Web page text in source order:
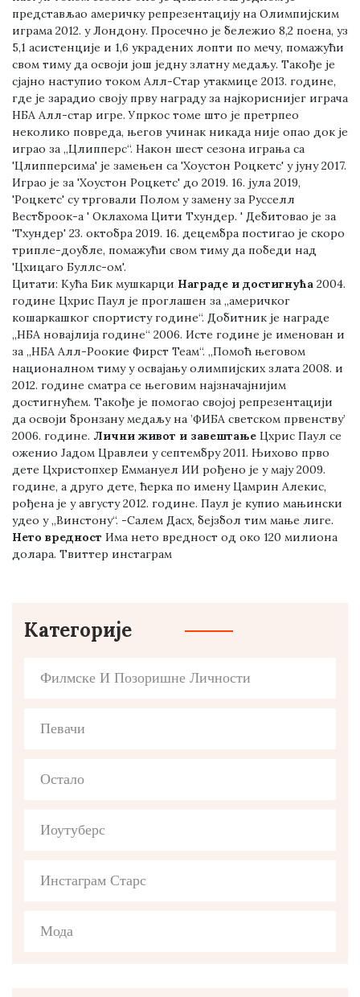
представљао америчку репрезентацију на Олимпијским
играма 2012. у Лондону. Просечно је бележио 8,2 поена, уз
5,1 асистенције и 1,6 украдених лопти по мечу, помажући
свом тиму да освоји још једну златну медаљу. Такође је
сјајно наступио током Алл-Стар утакмице 2013. године,
где је зарадио своју прву награду за најкориснијег играча
НБА Алл-стар игре. Упркос томе што је претрпео
неколико повреда, његов учинак никада није опао док је
играо за „Цлипперс“. Након шест сезона играња са
'Цлипперсима' је замењен са 'Хоустон Роцкетс' у јуну 2017.
Играо је за 'Хоустон Роцкетс' до 2019. 16. јула 2019,
'Роцкетс' су трговали Полом у замену за Русселл
Вестброок-а ' Оклахома Цити Тхундер. ' Дебитовао је за
'Тхундер' 23. октобра 2019. 16. децембра постигао је скоро
трипле-доубле, помажући свом тиму да победи над
'Цхицаго Буллс-ом'.
Цитати: Кућа Бик мушкарци Награде и достигнућа 2004.
године Цхрис Паул је проглашен за „америчког
кошаркашког спортисту године“. Добитник је награде
„НБА новајлија године“ 2006. Исте године је именован и
за „НБА Алл-Роокие Фирст Теам“. „Помоћ његовом
националном тиму у освајању олимпијских злата 2008. и
2012. године сматра се његовим најзначајнијим
достигнућем. Такође је помогао својој репрезентацији
да освоји бронзану медаљу на ’ФИБА светском првенству’
2006. године. Лични живот и завештање Цхрис Паул се
оженио Јадом Цравлеи у септембру 2011. Њихово прво
дете Цхристопхер Еммануел ИИ рођено је у мају 2009.
године, а друго дете, ћерка по имену Цамрин Алекис,
рођена је у августу 2012. године. Паул је купио мањински
удео у „Винстону“. -Салем Дасх, бејзбол тим мање лиге.
Нето вредност Има нето вредност од око 120 милиона
долара. Твиттер инстаграм
Категорије
Филмске И Позоришне Личности
Певачи
Остало
Иоутуберс
Инстаграм Старс
Мода